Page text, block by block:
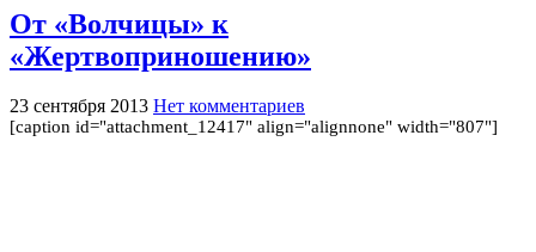
От «Волчицы» к
«Жертвоприношению»
23 сентября 2013 Нет комментариев
[caption id="attachment_12417" align="alignnone" width="807"]